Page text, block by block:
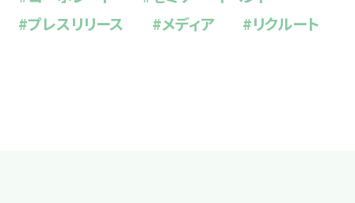
#プレスリリース
#メディア #リクルート